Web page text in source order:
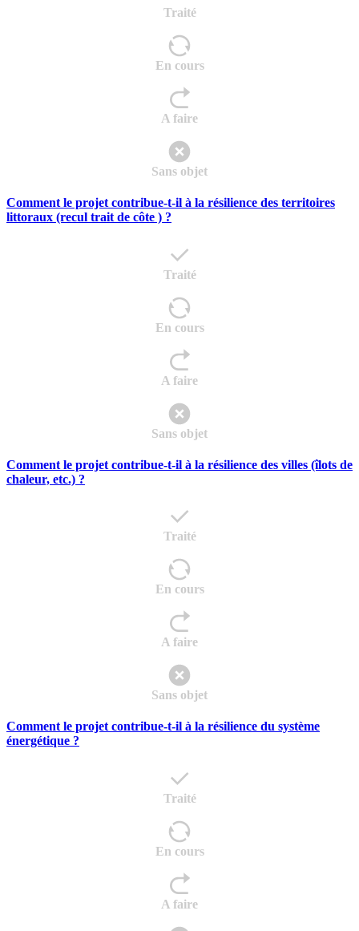
Traité
En cours
A faire
Sans objet
Comment le projet contribue-t-il à la résilience des territoires
littoraux (recul trait de côte ) ?
Traité
En cours
A faire
Sans objet
Comment le projet contribue-t-il à la résilience des villes (îlots de
chaleur, etc.) ?
Traité
En cours
A faire
Sans objet
Comment le projet contribue-t-il à la résilience du système
énergétique ?
Traité
En cours
A faire